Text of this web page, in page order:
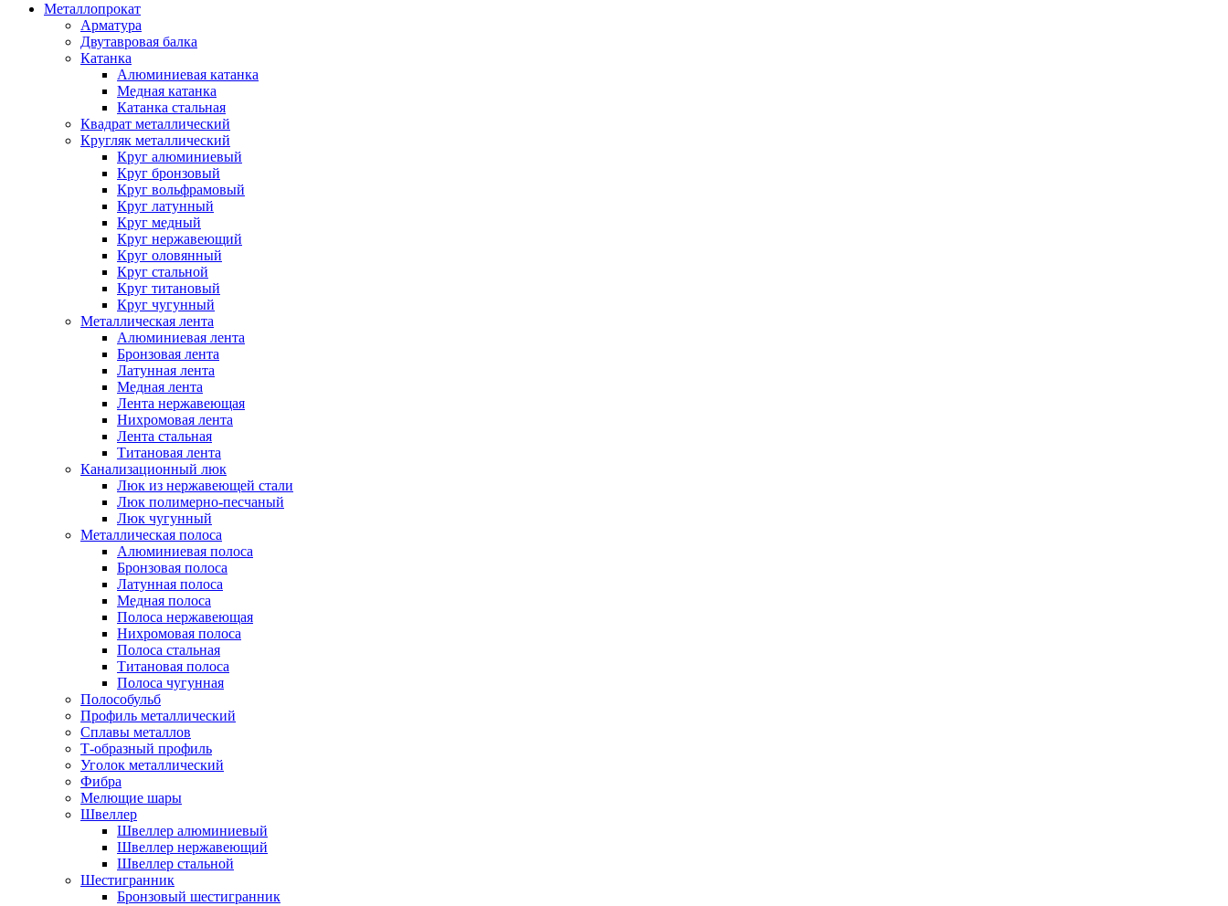
Металлопрокат
Арматура
Двутавровая балка
Катанка
Алюминиевая катанка
Медная катанка
Катанка стальная
Квадрат металлический
Кругляк металлический
Круг алюминиевый
Круг бронзовый
Круг вольфрамовый
Круг латунный
Круг медный
Круг нержавеющий
Круг оловянный
Круг стальной
Круг титановый
Круг чугунный
Металлическая лента
Алюминиевая лента
Бронзовая лента
Латунная лента
Медная лента
Лента нержавеющая
Нихромовая лента
Лента стальная
Титановая лента
Канализационный люк
Люк из нержавеющей стали
Люк полимерно-песчаный
Люк чугунный
Металлическая полоса
Алюминиевая полоса
Бронзовая полоса
Латунная полоса
Медная полоса
Полоса нержавеющая
Нихромовая полоса
Полоса стальная
Титановая полоса
Полоса чугунная
Полособульб
Профиль металлический
Сплавы металлов
Т-образный профиль
Уголок металлический
Фибра
Мелющие шары
Швеллер
Швеллер алюминиевый
Швеллер нержавеющий
Швеллер стальной
Шестигранник
Бронзовый шестигранник